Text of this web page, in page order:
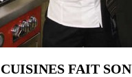
FAIT SON